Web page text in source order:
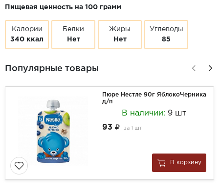
Пищевая ценность на 100 грамм
Калории
340 ккал
Белки
Нет
Жиры
Нет
Углеводы
85
Популярные товары
Пюре Нестле 90г ЯблокоЧерника
д/п
В наличии: 9 шт
93
за 1 шт
В корзину